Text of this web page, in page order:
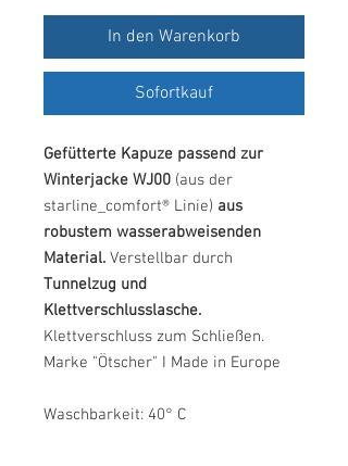
In den Warenkorb
Sofortkauf
Gefütterte Kapuze passend zur
Winterjacke WJ00 (aus der
starline_comfort® Linie) aus
robustem wasserabweisenden
Material. Verstellbar durch
Tunnelzug und
Klettverschlusslasche.
Klettverschluss zum Schließen.
Marke "Ötscher" I Made in Europe
Waschbarkeit: 40° C